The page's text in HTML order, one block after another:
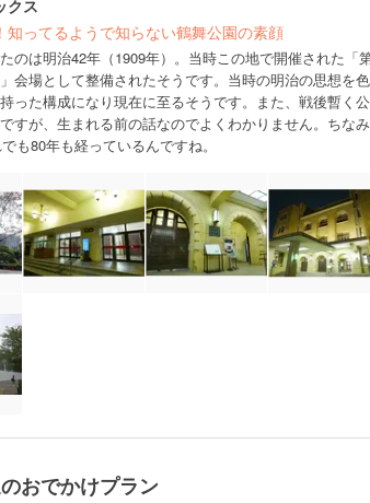
クス
知ってるようで知らない鶴舞公園の素顔
のは明治42年（1909年）。当時この地で開催された「
会場として整備されたそうです。当時の明治の思想を
った構成になり現在に至るそうです。また、戦後暫く
すが、生まれる前の話なのでよくわかりません。ちな
も80年も経っているんですね。
おでかけプラン